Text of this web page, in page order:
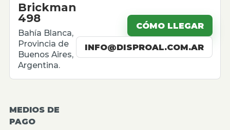
Brickman
498
Bahía Blanca,
Provincia de
Buenos Aires,
Argentina.
CÓMO LLEGAR
INFO@DISPROAL.COM.AR
MEDIOS DE
PAGO